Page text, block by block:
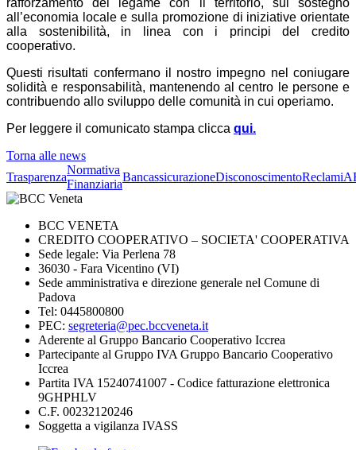
rafforzamento del legame con il territorio, sul sostegno
all’economia locale e sulla promozione di iniziative orientate
alla sostenibilità, in linea con i principi del credito
cooperativo.
Questi risultati confermano il nostro impegno nel coniugare
solidità e responsabilità, mantenendo al centro le persone e
contribuendo allo sviluppo delle comunità in cui operiamo.
Per leggere il comunicato stampa clicca qui.
Torna alle news
Trasparenza
Normativa
Finanziaria
BancassicurazioneDisconoscimentoReclami
BCC VENETA
CREDITO COOPERATIVO – SOCIETA' COOPERATIVA
Sede legale: Via Perlena 78
36030 - Fara Vicentino (VI)
Sede amministrativa e direzione generale nel Comune di
Padova
Tel: 0445800800
PEC: segreteria@pec.bccveneta.it
Aderente al Gruppo Bancario Cooperativo Iccrea
Partecipante al Gruppo IVA Gruppo Bancario Cooperativo
Iccrea
Partita IVA 15240741007 - Codice fatturazione elettronica
9GHPHLV
C.F. 00232120246
Soggetta a vigilanza IVASS